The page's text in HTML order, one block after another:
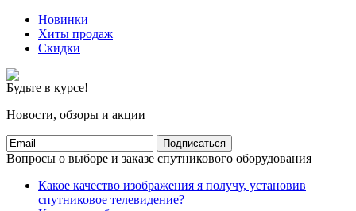
Новинки
Хиты продаж
Скидки
Будьте в курсе!
Новости, обзоры и акции
Подписаться
Вопросы о выборе и заказе спутникового оборудования
Какое качество изображения я получу, установив
спутниковое телевидение?